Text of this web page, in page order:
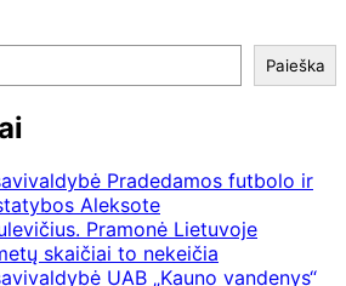
Paieška
Pradedamos futbolo ir
Aleksote
Pramonė Lietuvoje
skaičiai to nekeičia
UAB „Kauno vandenys“